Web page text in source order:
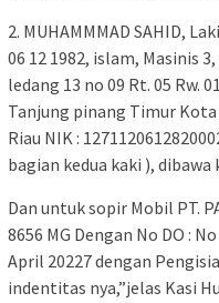
2. MUHAMMMAD SAHID,
06 12 1982, islam, Masinis
ledang 13 no 09 Rt. 05 Rw.
Tanjung pinang Timur
Riau NIK :
bagian kedua kaki ),
Dan untuk sopir Mobil PT.
8656 MG Dengan No DO :
April 20227 dengan
indentitas nya,”jelas Kasi